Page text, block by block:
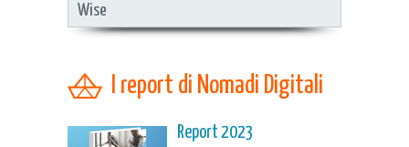
Wise
I report di Nomadi Digitali
Report 2023